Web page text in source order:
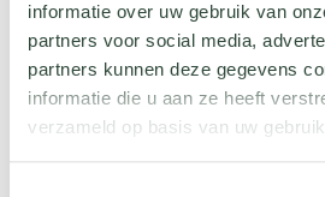
informatie over uw gebruik van
partners voor social media,
partners kunnen deze gegevens
informatie die u aan ze heeft
verzameld op basis van uw
Ontmoet onze